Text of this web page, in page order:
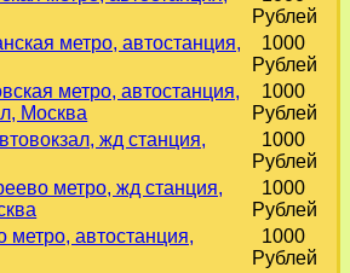
Рублей
метро, автостанция,
1000
Рублей
метро, автостанция,
Москва
1000
Рублей
жд станция,
1000
Рублей
метро, жд станция,
1000
Рублей
метро, автостанция,
1000
Рублей